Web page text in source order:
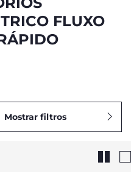
FLUXO
Mostrar filtros